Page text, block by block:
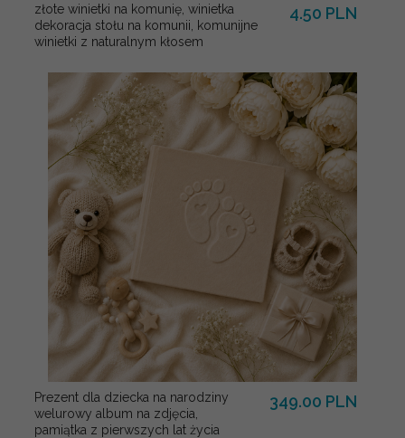
złote winietki na komunię, winietka
dekoracja stołu na komunii, komunijne
winietki z naturalnym kłosem
4.50 PLN
Prezent dla dziecka na narodziny
welurowy album na zdjęcia,
pamiątka z pierwszych lat życia
349.00 PLN